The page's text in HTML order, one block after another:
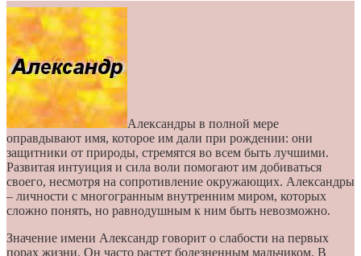
Александры в полной мере
оправдывают имя, которое им дали при рождении: они
защитники от природы, стремятся во всем быть лучшими.
Развитая интуиция и сила воли помогают им добиваться
своего, несмотря на сопротивление окружающих. Александры
– личности с многогранным внутренним миром, которых
сложно понять, но равнодушным к ним быть невозможно.
Значение имени Александр говорит о слабости на первых
порах жизни. Он часто растет болезненным мальчиком. В